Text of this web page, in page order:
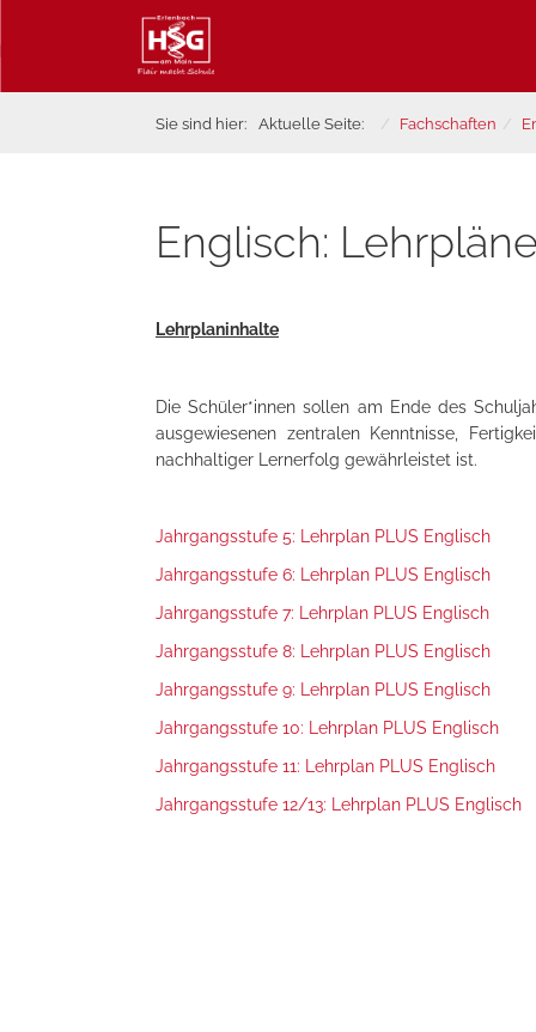
Sie sind hier: Aktuelle Seite: Fachschaften
Englisch:
Lehrplaninhalte
Die Schüler*innen sollen am Ende des
ausgewiesenen zentralen Kenntnisse,
nachhaltiger Lernerfolg gewährleistet ist.
Jahrgangsstufe 5: Lehrplan PLUS Englisch
Jahrgangsstufe 6: Lehrplan PLUS Englisch
Jahrgangsstufe 7: Lehrplan PLUS Englisch
Jahrgangsstufe 8: Lehrplan PLUS Englisch
Jahrgangsstufe 9: Lehrplan PLUS Englisch
Jahrgangsstufe 10: Lehrplan PLUS Englisch
Jahrgangsstufe 11: Lehrplan PLUS Englisch
Jahrgangsstufe 12/13: Lehrplan PLUS Englisch